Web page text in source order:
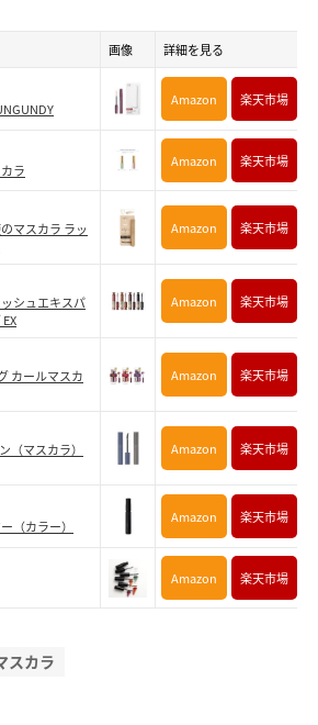
画像 詳細を見る
Amazon 楽天市場
ラ
Amazon 楽天市場
マスカラ ラッ
Amazon 楽天市場
シュエキスパ
Amazon 楽天市場
カールマスカ
Amazon 楽天市場
（マスカラ）
Amazon 楽天市場
（カラー）
Amazon 楽天市場
Amazon 楽天市場
スカラ